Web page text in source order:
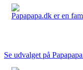
Papapapa.dk er en
Se udvalget på